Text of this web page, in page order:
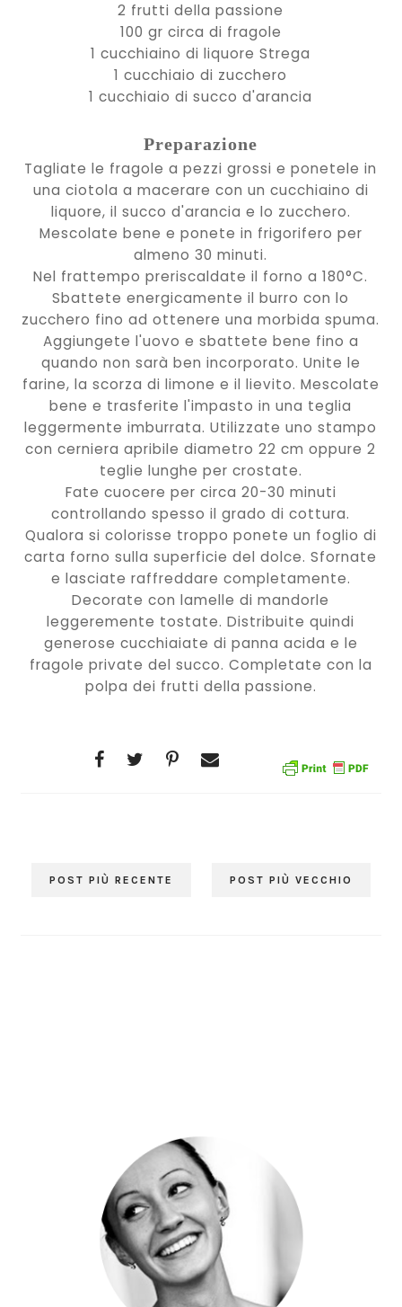
2 frutti della passione
100 gr circa di fragole
1 cucchiaino di liquore Strega
1 cucchiaio di zucchero
1 cucchiaio di succo d'arancia
Preparazione
Tagliate le fragole a pezzi grossi e ponetele in
una ciotola a macerare con un cucchiaino di
liquore, il succo d'arancia e lo zucchero.
Mescolate bene e ponete in frigorifero per
almeno 30 minuti.
Nel frattempo preriscaldate il forno a 180°C.
Sbattete energicamente il burro con lo
zucchero fino ad ottenere una morbida spuma.
Aggiungete l'uovo e sbattete bene fino a
quando non sarà ben incorporato. Unite le
farine, la scorza di limone e il lievito. Mescolate
bene e trasferite l'impasto in una teglia
leggermente imburrata. Utilizzate uno stampo
con cerniera apribile diametro 22 cm oppure 2
teglie lunghe per crostate.
Fate cuocere per circa 20-30 minuti
controllando spesso il grado di cottura.
Qualora si colorisse troppo ponete un foglio di
carta forno sulla superficie del dolce. Sfornate
e lasciate raffreddare completamente.
Decorate con lamelle di mandorle
leggeremente tostate. Distribuite quindi
generose cucchiaiate di panna acida e le
fragole private del succo. Completate con la
polpa dei frutti della passione.
POST PIÙ RECENTE POST PIÙ VECCHIO